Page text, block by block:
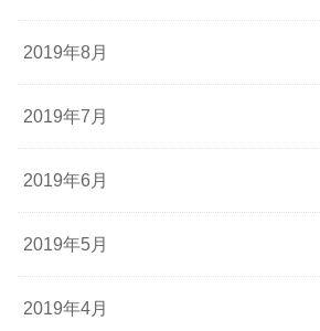
2019年8月
2019年7月
2019年6月
2019年5月
2019年4月